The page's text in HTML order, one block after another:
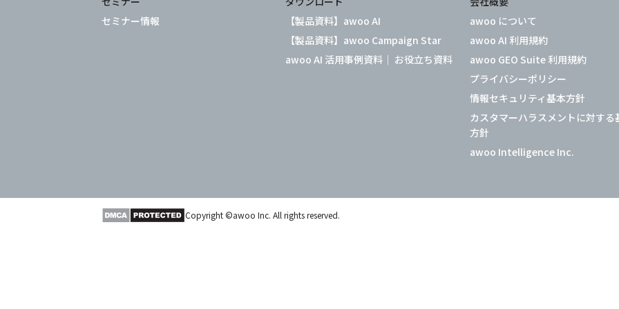
セミナー情報
【製品資料】awoo AI
【製品資料】awoo Campaign Star
awoo AI 活用事例資料｜ お役立ち資料
awoo について
awoo AI 利用規約
awoo GEO Suite 利用規約
プライバシーポリシー
情報セキュリティ基本方針
カスタマーハラスメントに対する
方針
awoo Intelligence Inc.
Copyright ©awoo Inc. All rights reserved.